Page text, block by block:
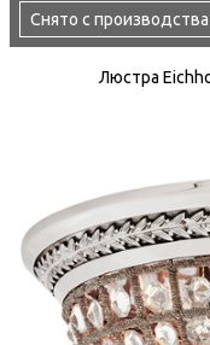
Снято с производства
Люстра